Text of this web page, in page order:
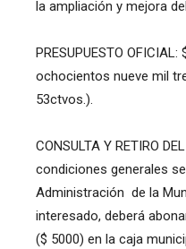
la ampliación y mejora
PRESUPUESTO
ochocientos nueve mil
53ctvos.).
CONSULTA Y RETIRO
condiciones generales
Administración de la
interesado, deberá
($ 5000) en la caja